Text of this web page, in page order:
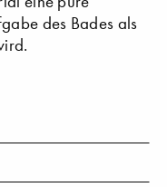
des Bades als